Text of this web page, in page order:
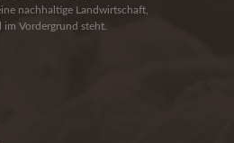
nachhaltige Landwirtschaft,
im Vordergrund steht.